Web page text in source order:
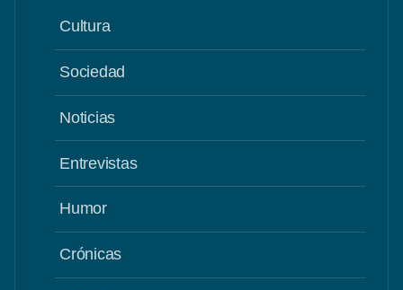
Cultura
Sociedad
Noticias
Entrevistas
Humor
Crónicas